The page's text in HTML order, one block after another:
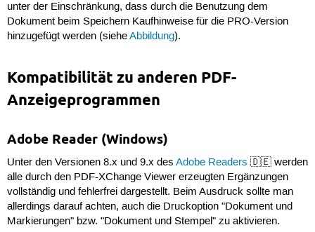
unter der Einschränkung, dass durch die Benutzung dem
Dokument beim Speichern Kaufhinweise für die PRO-Version
hinzugefügt werden (sieheAbbildung).
Kompatibilität zu anderen PDF-
Anzeigeprogrammen
Adobe Reader (Windows)
Unter den Versionen 8.x und 9.x des Adobe Readers 🇩🇪 werden
alle durch den PDF-XChange Viewer erzeugten Ergänzungen
vollständig und fehlerfrei dargestellt. Beim Ausdruck sollte man
allerdings darauf achten, auch die Druckoption "Dokument und
Markierungen" bzw. "Dokument und Stempel" zu aktivieren.